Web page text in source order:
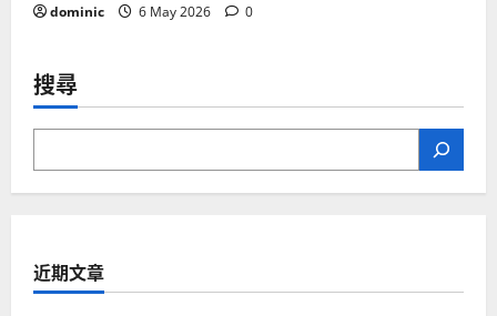
dominic 6 May 2026 0
搜尋
近期文章